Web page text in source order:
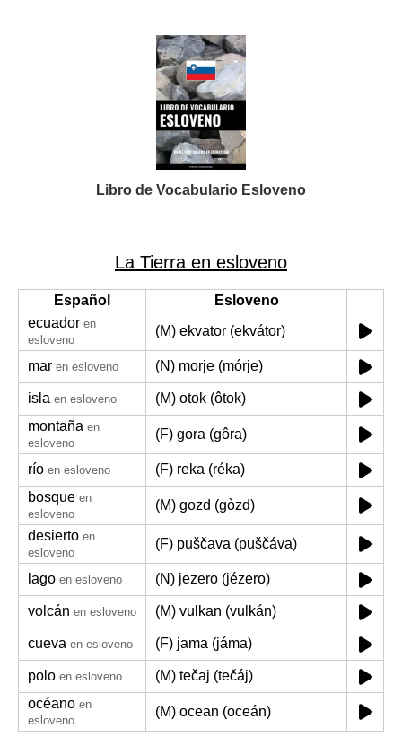
Libro de Vocabulario Esloveno
La Tierra en esloveno
Español
Esloveno
ecuador en
esloveno
(M) ekvator (ekvátor)
mar en esloveno (N) morje (mórje)
isla en esloveno
(M) otok (ôtok)
montaña en
esloveno
(F) gora (gôra)
río en esloveno
(F) reka (réka)
bosque en
esloveno
(M) gozd (gòzd)
desierto en
esloveno
(F) puščava (puščáva)
lago en esloveno (N) jezero (jézero)
volcán en esloveno (M) vulkan (vulkán)
cueva en esloveno (F) jama (jáma)
polo en esloveno
(M) tečaj (tečáj)
océano en
esloveno
(M) ocean (oceán)